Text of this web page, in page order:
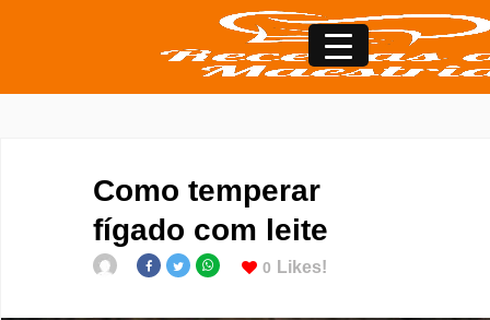
Como temperar
fígado com leite
0 Likes!